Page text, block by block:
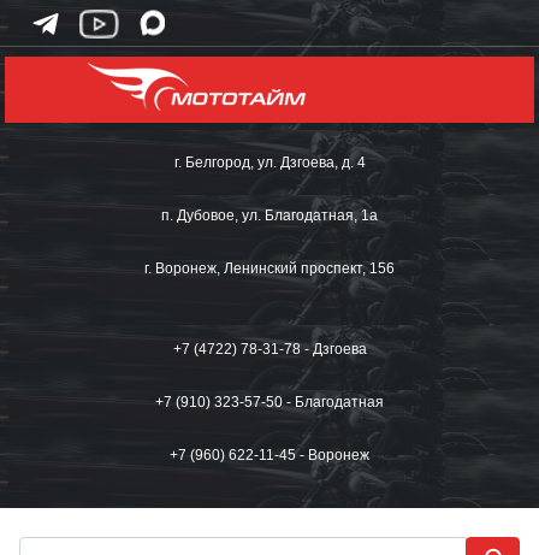
г. Белгород, ул. Дзгоева, д. 4
п. Дубовое, ул. Благодатная, 1а
г. Воронеж, Ленинский проспект, 156
+7 (4722) 78-31-78 - Дзгоева
+7 (910) 323-57-50 - Благодатная
+7 (960) 622-11-45 - Воронеж